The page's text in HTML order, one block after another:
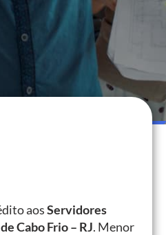
aosServidores
Cabo Frio – RJ. Menor